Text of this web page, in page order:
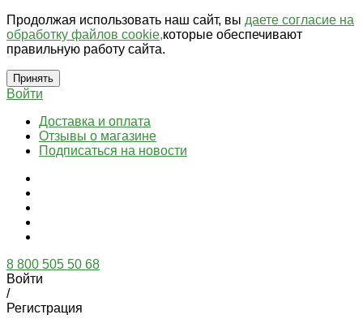
Продолжая использовать наш сайт, вы даете согласие на
обработку файлов cookie,которые обеспечивают
правильную работу сайта.
Принять
Войти
Доставка и оплата
Отзывы о магазине
Подписаться на новости
8 800 505 50 68
Войти
/
Регистрация